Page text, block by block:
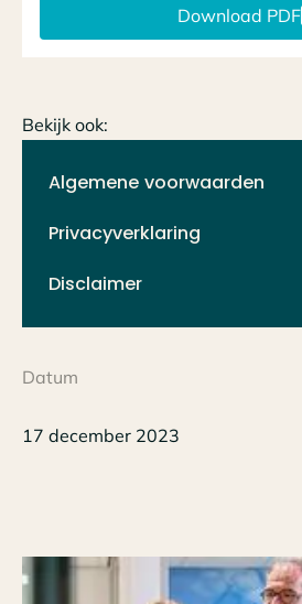
Download PDF
Bekijk ook:
Algemene voorwaarden
Privacyverklaring
Disclaimer
Datum
17 december 2023